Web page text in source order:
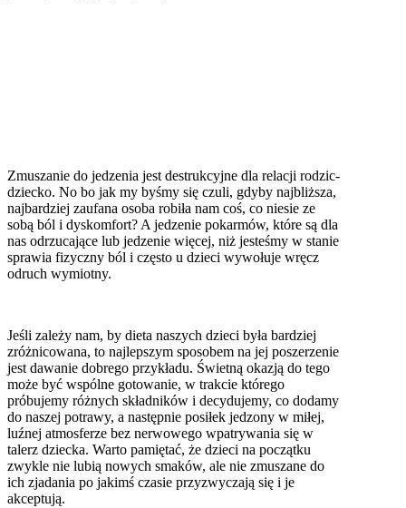
Zmuszanie do jedzenia jest destrukcyjne dla relacji rodzic-
dziecko. No bo jak my byśmy się czuli, gdyby najbliższa,
najbardziej zaufana osoba robiła nam coś, co niesie ze
sobą ból i dyskomfort? A jedzenie pokarmów, które są dla
nas odrzucające lub jedzenie więcej, niż jesteśmy w stanie
sprawia fizyczny ból i często u dzieci wywołuje wręcz
odruch wymiotny.
Jeśli zależy nam, by dieta naszych dzieci była bardziej
zróżnicowana, to najlepszym sposobem na jej poszerzenie
jest dawanie dobrego przykładu. Świetną okazją do tego
może być wspólne gotowanie, w trakcie którego
próbujemy różnych składników i decydujemy, co dodamy
do naszej potrawy, a następnie posiłek jedzony w miłej,
luźnej atmosferze bez nerwowego wpatrywania się w
talerz dziecka. Warto pamiętać, że dzieci na początku
zwykle nie lubią nowych smaków, ale nie zmuszane do
ich zjadania po jakimś czasie przyzwyczają się i je
akceptują.